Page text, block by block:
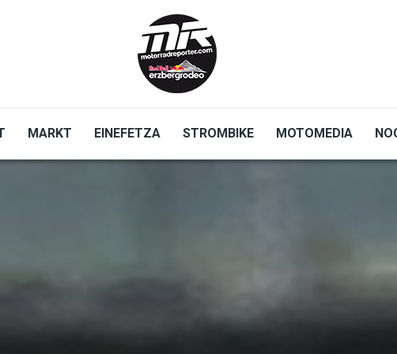
MARKT EINEFETZA STROMBIKE MOTOMEDIA